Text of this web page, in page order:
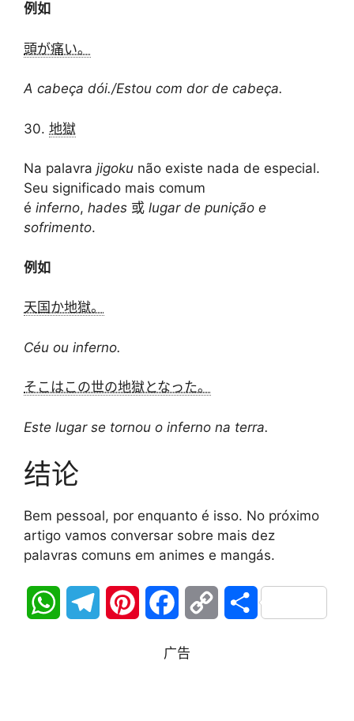
例如
頭が痛い。
A cabeça dói./Estou com dor de cabeça.
30. 地獄
Na palavra jigoku não existe nada de especial.
Seu significado mais comum
é inferno, hades 或 lugar de punição e
sofrimento.
例如
天国か地獄。
Céu ou inferno.
そこはこの世の地獄となった。
Este lugar se tornou o inferno na terra.
结论
Bem pessoal, por enquanto é isso. No próximo
artigo vamos conversar sobre mais dez
palavras comuns em animes e mangás.
W 分
广告